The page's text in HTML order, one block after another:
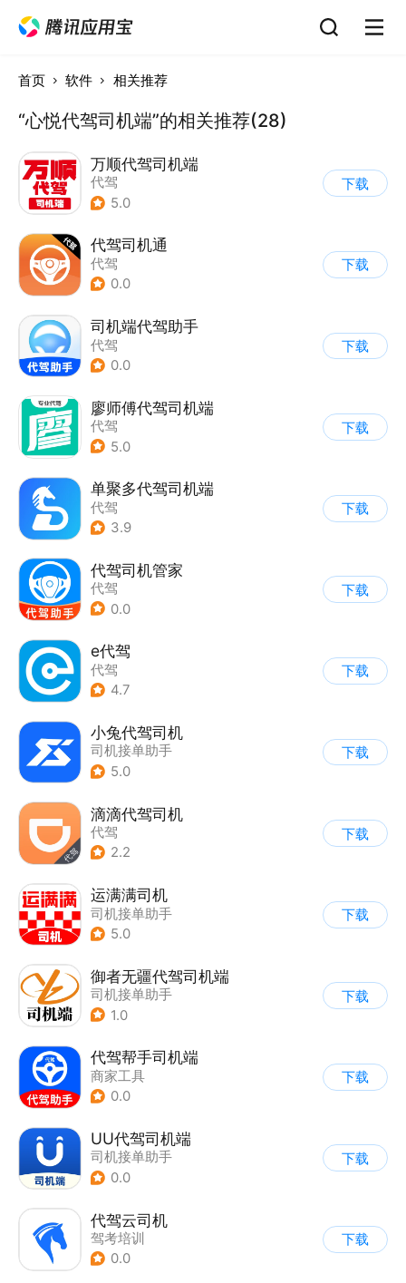
首页 软件 相关推荐
“心悦代驾司机端”的相关推荐(28)
万顺代驾司机端
代驾
5.0
下载
代驾司机通
代驾
0.0
下载
司机端代驾助手
代驾
0.0
下载
廖师傅代驾司机端
代驾
5.0
下载
单聚多代驾司机端
代驾
3.9
下载
代驾司机管家
代驾
0.0
下载
e代驾
代驾
4.7
下载
小兔代驾司机
司机接单助手
5.0
下载
滴滴代驾司机
代驾
2.2
下载
运满满司机
司机接单助手
5.0
下载
御者无疆代驾司机端
司机接单助手
1.0
下载
代驾帮手司机端
商家工具
0.0
下载
UU代驾司机端
司机接单助手
0.0
下载
代驾云司机
驾考培训
0.0
下载